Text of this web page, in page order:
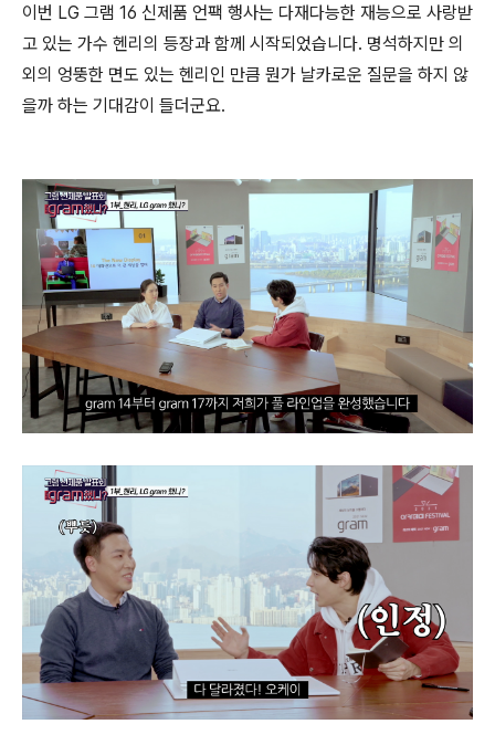
이번 LG 그램 16 신제품 언팩 행사는 다재다능한 재능으로 사랑받
고 있는 가수 헨리의 등장과 함께 시작되었습니다. 명석하지만 의
외의 엉뚱한 면도 있는 헨리인 만큼 뭔가 날카로운 질문을 하지 않
을까 하는 기대감이 들더군요.